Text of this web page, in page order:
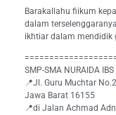
Barakallahu fiikum
dalam
ikhtiar dalam mendidik
SMP-SMA NURAIDA
📍Jl. Guru Muchtar
Jawa Barat 16155
📍di Jalan Achmad